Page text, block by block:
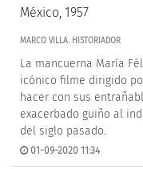
México, 1957
MARCO VILLA. HISTORIADOR
La mancuerna María
icónico filme dirigido
hacer con sus
exacerbado guiño al
del siglo pasado.
01-09-2020 11:34